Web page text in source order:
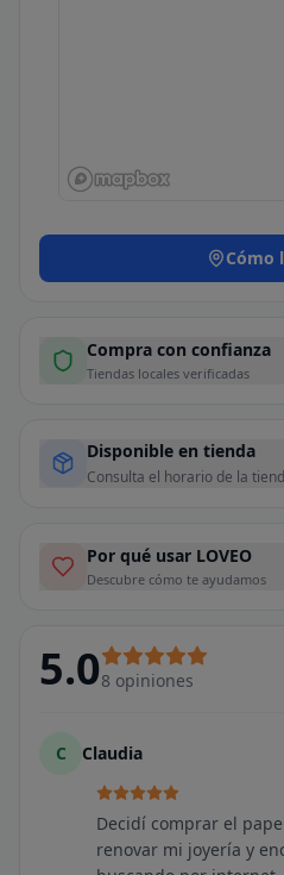
Cómo
Compra con confianza
Tiendas locales verificadas
Disponible en tienda
Consulta el horario de la
Por qué usar LOVEO
Descubre cómo te ayudamos
5.08 opiniones
C Claudia
Decidí comprar el
renovar mi joyería y